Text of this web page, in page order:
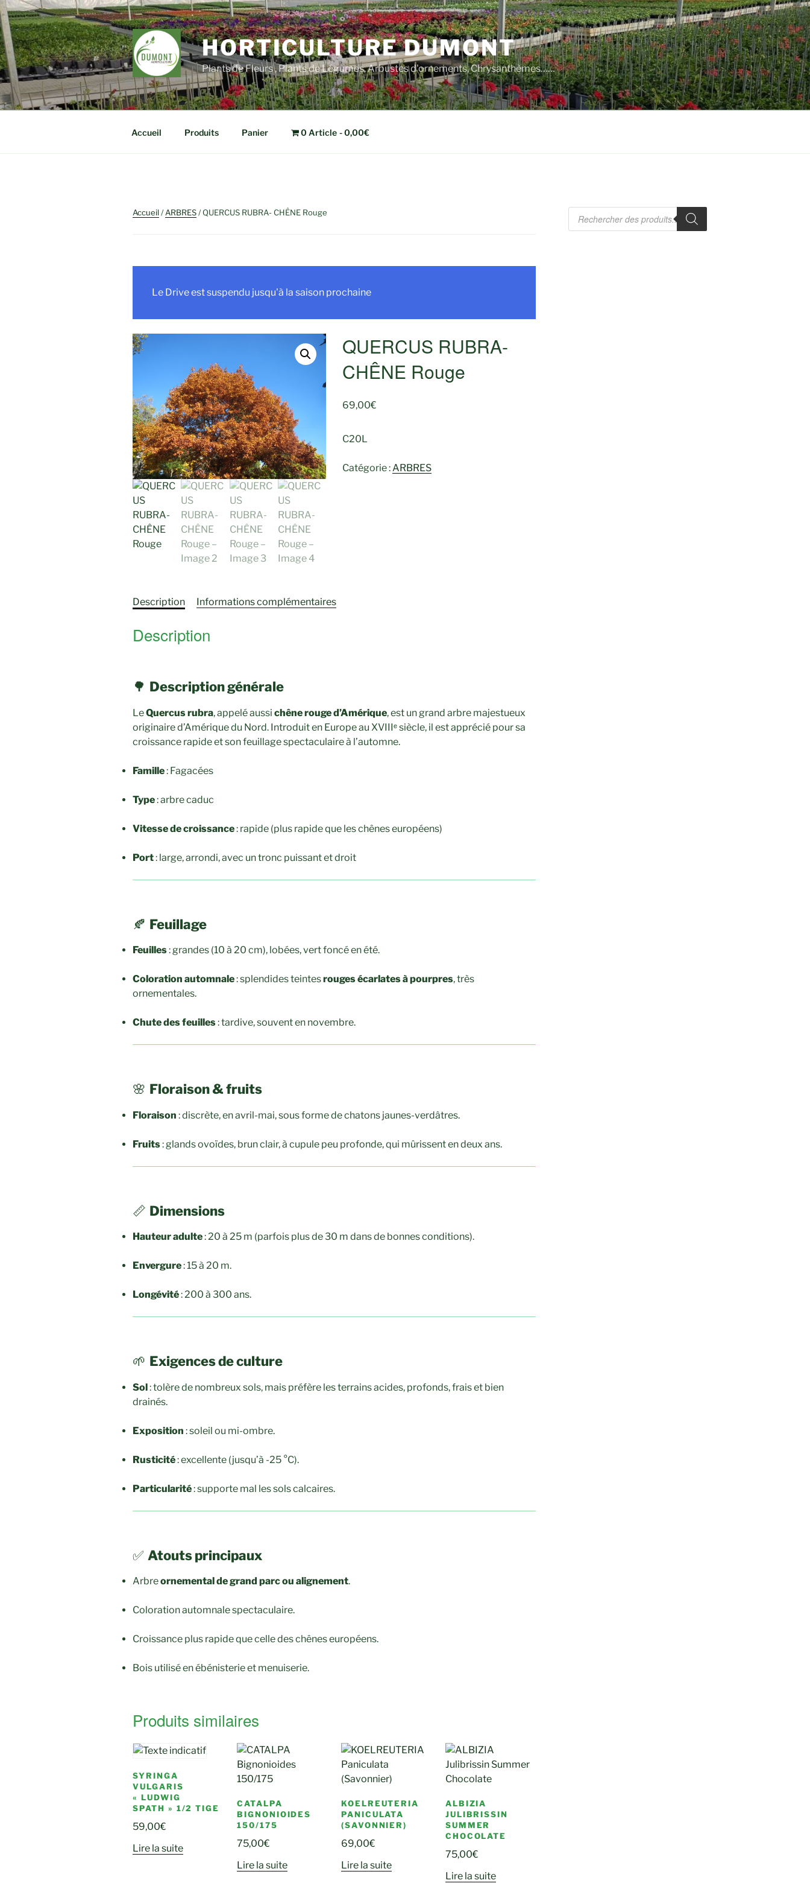
Aller
au
contenu
principal
HORTICULTURE DUMONT
Plants de Fleurs , Plants de Légumes, Arbustes d'ornements, Chrysanthèmes……
Accueil Produits Panier 0 Article 0,00€
Accueil/ARBRES/ QUERCUS RUBRA- CHÊNE Rouge
Le Drive est suspendu jusqu'à la saison prochaine
QUERCUS RUBRA-
CHÊNE Rouge
69,00€
C20L
Catégorie : ARBRES
Description Informations complémentaires
Description
🌳 Description générale
LeQuercus rubra, appelé aussi chêne rouge d’Amérique, est un grand arbre majestueux
originaire d’Amérique du Nord. Introduit en Europe au XVIIIᵉ siècle, il est apprécié pour sa
croissance rapide et son feuillage spectaculaire à l’automne.
Famille: Fagacées
Type: arbre caduc
Vitesse de croissance: rapide (plus rapide que les chênes européens)
Port: large, arrondi, avec un tronc puissant et droit
🍂 Feuillage
Feuilles: grandes (10 à 20 cm), lobées, vert foncé en été.
Coloration automnale: splendides teintesrouges écarlates à pourpres, très
ornementales.
Chute des feuilles: tardive, souvent en novembre.
🌸 Floraison & fruits
Floraison : discrète, en avril-mai, sous forme de chatons jaunes-verdâtres.
Fruits: glands ovoïdes, brun clair, à cupule peu profonde, qui mûrissent en deux ans.
📏 Dimensions
Hauteur adulte: 20 à 25 m (parfois plus de 30 m dans de bonnes conditions).
Envergure: 15 à 20 m.
Longévité: 200 à 300 ans.
🌱 Exigences de culture
Sol: tolère de nombreux sols, mais préfère les terrains acides, profonds, frais et bien
drainés.
Exposition : soleil ou mi-ombre.
Rusticité: excellente (jusqu’à -25 °C).
Particularité: supporte mal les sols calcaires.
✅ Atouts principaux
Arbreornemental de grand parc ou alignement.
Coloration automnale spectaculaire.
Croissance plus rapide que celle des chênes européens.
Bois utilisé en ébénisterie et menuiserie.
Produits similaires
SYRINGA
VULGARIS
« LUDWIG
SPATH » 1/2 TIGE
59,00€
Lire la suite
CATALPA
BIGNONIOIDES
150/175
75,00€
Lire la suite
KOELREUTERIA
PANICULATA
(SAVONNIER)
69,00€
Lire la suite
ALBIZIA
JULIBRISSIN
SUMMER
CHOCOLATE
75,00€
Lire la suite
Recherche